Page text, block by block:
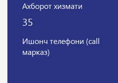
Ахборот хизмати
35
Ишонч телефони (call
марказ)